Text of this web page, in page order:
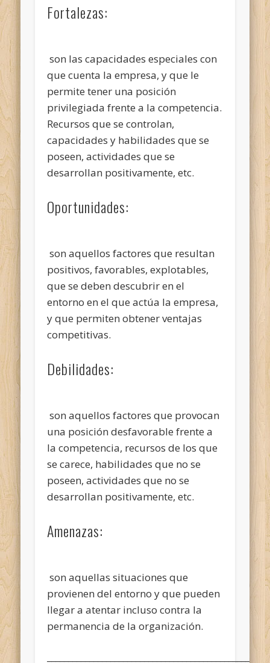
Fortalezas:
son las capacidades especiales con
que cuenta la empresa, y que le
permite tener una posición
privilegiada frente a la competencia.
Recursos que se controlan,
capacidades y habilidades que se
poseen, actividades que se
desarrollan positivamente, etc.
Oportunidades:
son aquellos factores que resultan
positivos, favorables, explotables,
que se deben descubrir en el
entorno en el que actúa la empresa,
y que permiten obtener ventajas
competitivas.
Debilidades:
son aquellos factores que provocan
una posición desfavorable frente a
la competencia, recursos de los que
se carece, habilidades que no se
poseen, actividades que no se
desarrollan positivamente, etc.
Amenazas:
son aquellas situaciones que
provienen del entorno y que pueden
llegar a atentar incluso contra la
permanencia de la organización.